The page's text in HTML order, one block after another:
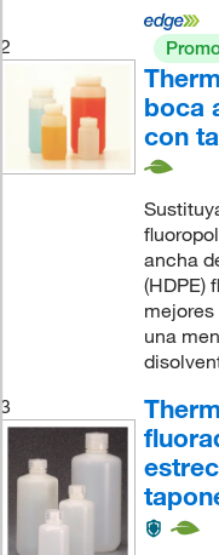
2
boca
con
ancha
(HDPE)
una
3